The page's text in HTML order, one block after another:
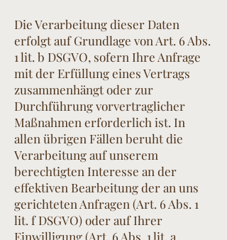
Die Verarbeitung dieser Daten
erfolgt auf Grundlage von Art. 6 Abs.
1 lit. b DSGVO, sofern Ihre Anfrage
mit der Erfüllung eines Vertrags
zusammenhängt oder zur
Durchführung vorvertraglicher
Maßnahmen erforderlich ist. In
allen übrigen Fällen beruht die
Verarbeitung auf unserem
berechtigten Interesse an der
effektiven Bearbeitung der an uns
gerichteten Anfragen (Art. 6 Abs. 1
lit. f DSGVO) oder auf Ihrer
Einwilligung (Art. 6 Abs. 1 lit. a